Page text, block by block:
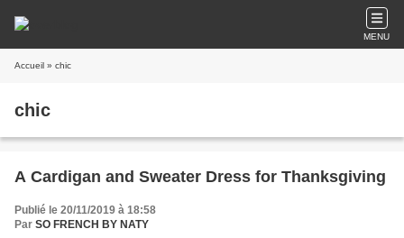
MENU
Accueil » chic
chic
A Cardigan and Sweater Dress for Thanksgiving
Publié le 20/11/2019 à 18:58
Par SO FRENCH BY NATY